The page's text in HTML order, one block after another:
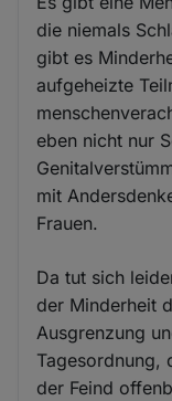
die niemals
gibt es
aufgeheizte
eben nicht nur
mit
Frauen.
Da tut sich
der Minderheit
Ausgrenzung
Tagesordnung,
der Feind